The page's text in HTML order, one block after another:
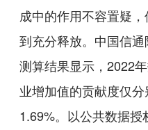
成中的作用不容置疑
到充分释放。中国信
测算结果显示，2022
业增加值的贡献度仅
1.69%。以公共数据